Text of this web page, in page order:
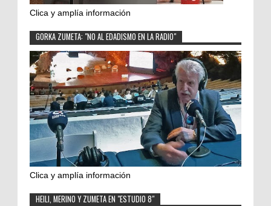
Clica y amplía información
GORKA ZUMETA: "NO AL EDADISMO EN LA RADIO"
Clica y amplía información
HEILI, MERINO Y ZUMETA EN "ESTUDIO 8"